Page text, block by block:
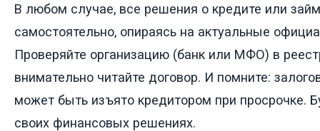
В любом случае, все решения о кредите или
самостоятельно, опираясь на актуальные
Проверяйте организацию (банк или МФО) в
внимательно читайте договор. И помните:
может быть изъято кредитором при просрочке.
своих финансовых решениях.